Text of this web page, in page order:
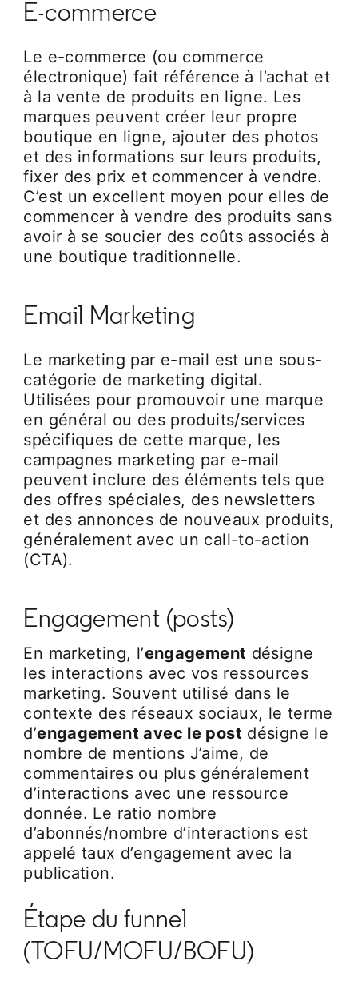
E-commerce
Le e-commerce (ou commerce
électronique) fait référence à l’achat et
à la vente de produits en ligne. Les
marques peuvent créer leur propre
boutique en ligne, ajouter des photos
et des informations sur leurs produits,
fixer des prix et commencer à vendre.
C’est un excellent moyen pour elles de
commencer à vendre des produits sans
avoir à se soucier des coûts associés à
une boutique traditionnelle.
Email Marketing
Le marketing par e-mail est une sous-
catégorie de marketing digital.
Utilisées pour promouvoir une marque
en général ou des produits/services
spécifiques de cette marque, les
campagnes marketing par e-mail
peuvent inclure des éléments tels que
des offres spéciales, des newsletters
et des annonces de nouveaux produits,
généralement avec un call-to-action
(CTA).
Engagement (posts)
En marketing, l’engagement désigne
les interactions avec vos ressources
marketing. Souvent utilisé dans le
contexte des réseaux sociaux, le terme
d’engagement avec le post désigne le
nombre de mentions J’aime, de
commentaires ou plus généralement
d’interactions avec une ressource
donnée. Le ratio nombre
d’abonnés/nombre d’interactions est
appelé taux d’engagement avec la
publication.
Étape du funnel
(TOFU/MOFU/BOFU)